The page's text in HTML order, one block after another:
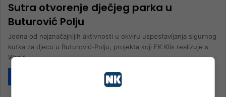
Sutra otvorenje dječjeg parka u
Buturović Polju
Jedna od najznačajnijih aktivnosti u okviru uspostavljanja sigurnog
kutka za djecu u Buturović-Polju, projekta koji FK Klis realizuje s
World…